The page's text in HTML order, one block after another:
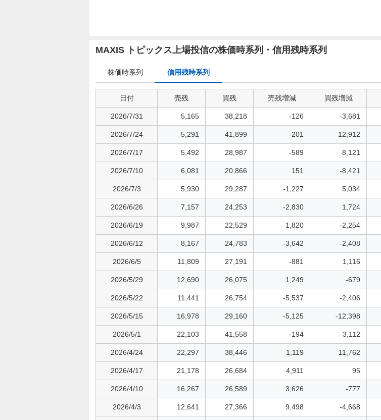
MAXIS トピックス上場投信の株価時系列・信用残時系列
用
列
株価時系列 信用残時系列
日付 売残 買残 売残増減 買残増減
2026/7/31 5,165 38,218 -126 -3,681
2026/7/24 5,291 41,899 -201 12,912
2026/7/17 5,492 28,987 -589 8,121
2026/7/10 6,081 20,866 151 -8,421
2026/7/3 5,930 29,287 -1,227 5,034
2026/6/26 7,157 24,253 -2,830 1,724
2026/6/19 9,987 22,529 1,820 -2,254
2026/6/12 8,167 24,783 -3,642 -2,408
2026/6/5 11,809 27,191 -881 1,116
2026/5/29 12,690 26,075 1,249 -679
2026/5/22 11,441 26,754 -5,537 -2,406
2026/5/15 16,978 29,160 -5,125 -12,398
2026/5/1 22,103 41,558 -194 3,112
2026/4/24 22,297 38,446 1,119 11,762
2026/4/17 21,178 26,684 4,911 95
2026/4/10 16,267 26,589 3,626 -777
2026/4/3 12,641 27,366 9,498 -4,668